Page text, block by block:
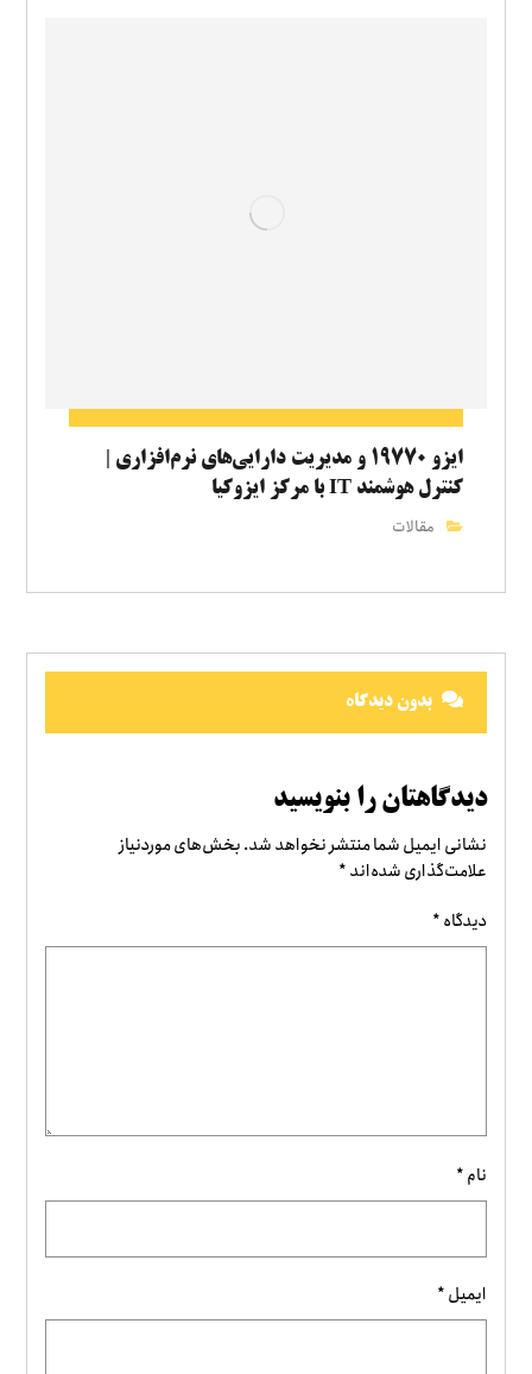
ایزو ۱۹۷۷۰ و مدیریت دارایی‌های نرم‌افزاری |
کنترل هوشمند IT با مرکز ایزوکیا
مقالات
بدون دیدگاه
دیدگاهتان را بنویسید
نشانی ایمیل شما منتشر نخواهد شد.بخش‌های موردنیاز
علامت‌گذاری شده‌اند*
دیدگاه*
نام*
ایمیل*